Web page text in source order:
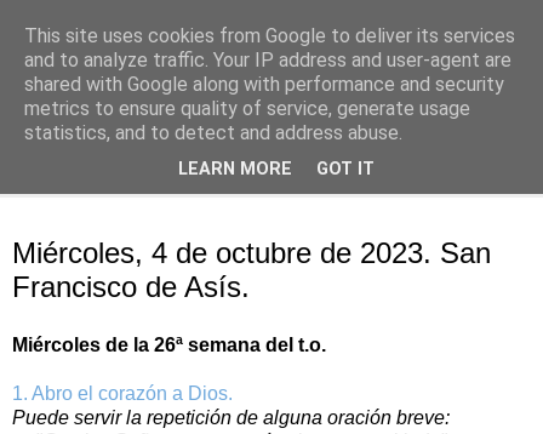
Oración personal
con el Evangelio de cada día
Miércoles, 4 de octubre de 2023. San
Francisco de Asís.
Miércoles de la 26ª semana del t.o.
1. Abro el corazón a Dios.
Puede servir la repetición de alguna oración breve:
This site uses cookies from Google to deliver its services
and to analyze traffic. Your IP address and user-agent are
shared with Google along with performance and security
metrics to ensure quality of service, generate usage
statistics, and to detect and address abuse.
LEARN MORE GOT IT